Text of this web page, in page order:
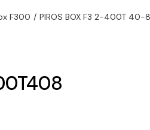
Iluminación
soluciones
solares para
F300 / PIROS BOX F3 2-400T 40-8